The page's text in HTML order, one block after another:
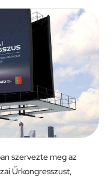
szervezte meg az
Űrkongresszust,